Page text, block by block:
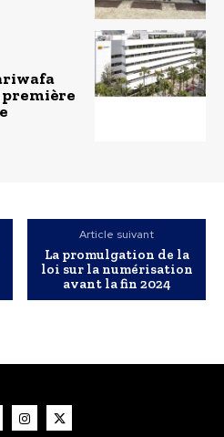
première
Article suivant
La promulgation de la
loi sur la numérisation
avant la fin 2024